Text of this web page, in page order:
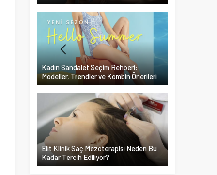
Kadın Sandalet Seçim Rehberi:
Modeller, Trendler ve Kombin Önerileri
Elit Klinik Saç Mezoterapisi Neden Bu
Kadar Tercih Ediliyor?